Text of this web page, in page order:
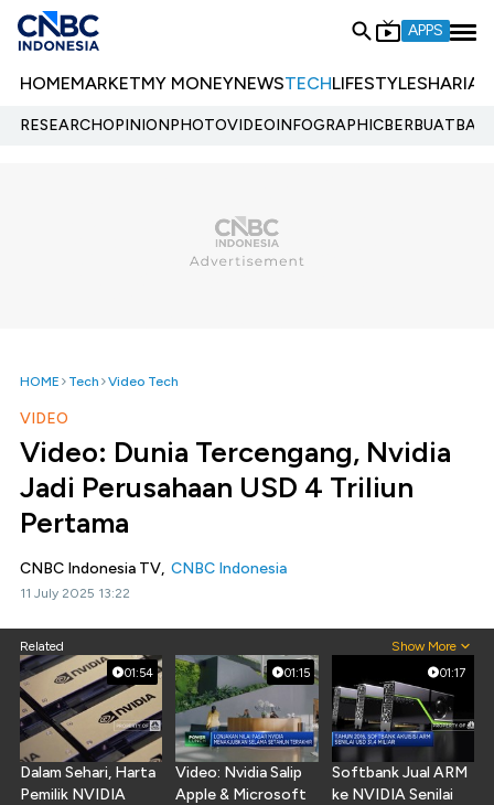
APPS
HOMEMARKETMY MONEYNEWSTECHLIFESTYLESHARIA
RESEARCHOPINIONPHOTOVIDEOINFOGRAPHIC
HOME Tech Video Tech
VIDEO
Video: Dunia Tercengang, Nvidia
Jadi Perusahaan USD 4 Triliun
Pertama
CNBC Indonesia TV, CNBC Indonesia
11 July 2025 13:22
Related Show More
01:54
Dalam Sehari, Harta
Pemilik NVIDIA
01:15
Video: Nvidia Salip
Apple & Microsoft
01:17
Softbank Jual ARM
ke NVIDIA Senilai